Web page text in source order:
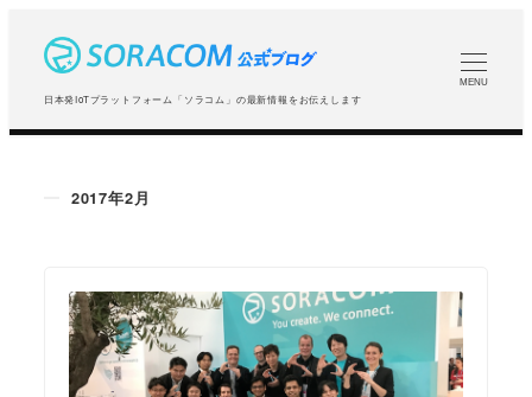
コ
日本発IoTプラットフォーム「ソラコム」の最新情報をお伝えします
MENU
2017年2月